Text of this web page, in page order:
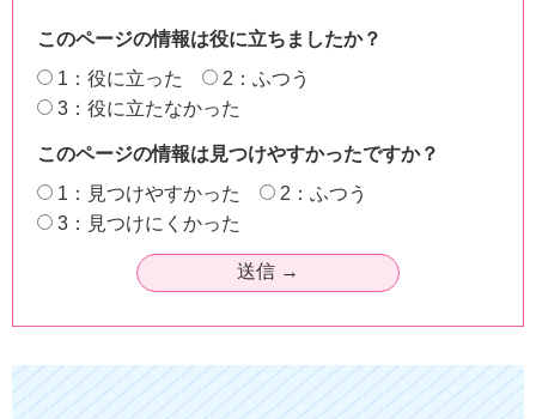
このページの情報は役に立ちましたか？
1：役に立った
2：ふつう
3：役に立たなかった
このページの情報は見つけやすかったですか？
1：見つけやすかった
2：ふつう
3：見つけにくかった